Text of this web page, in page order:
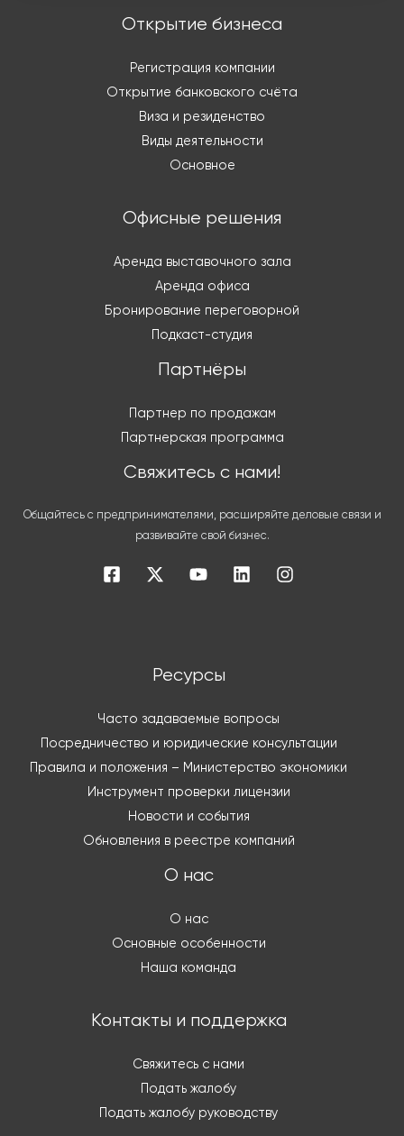
Открытие бизнеса
Регистрация компании
Открытие банковского счёта
Виза и резиденство
Виды деятельности
Основное
Офисные решения
Аренда выставочного зала
Аренда офиса
Бронирование переговорной
Подкаст-студия
Партнёры
Партнер по продажам
Партнерская программа
Свяжитесь с нами!
Общайтесь с предпринимателями, расширяйте деловые связи и
развивайте свой бизнес.
Ресурсы
Часто задаваемые вопросы
Посредничество и юридические консультации
Правила и положения – Министерство экономики
Инструмент проверки лицензии
Новости и события
Обновления в реестре компаний
О нас
О нас
Основные особенности
Наша команда
Контакты и поддержка
Свяжитесь с нами
Подать жалобу
Подать жалобу руководству